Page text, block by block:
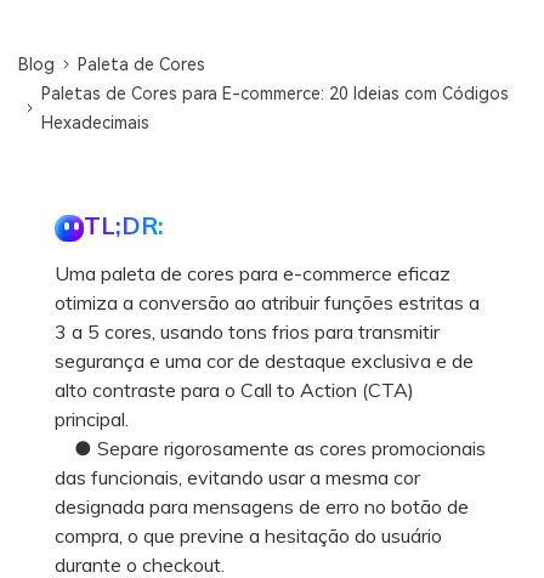
Blog
Paleta de Cores
Paletas de Cores para E-commerce: 20 Ideias com Códigos
Hexadecimais
TL;DR:
Uma paleta de cores para e-commerce eficaz
otimiza a conversão ao atribuir funções estritas a
3 a 5 cores, usando tons frios para transmitir
segurança e uma cor de destaque exclusiva e de
alto contraste para o Call to Action (CTA)
principal.
● Separe rigorosamente as cores promocionais
das funcionais, evitando usar a mesma cor
designada para mensagens de erro no botão de
compra, o que previne a hesitação do usuário
durante o checkout.